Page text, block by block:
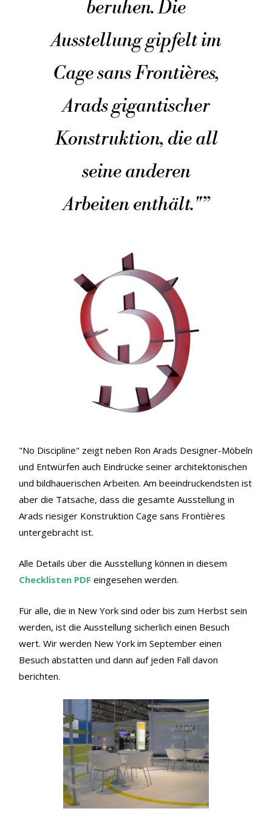
beruhen. Die
Ausstellung gipfelt im
Cage sans Frontières,
Arads gigantischer
Konstruktion, die all
seine anderen
Arbeiten enthält."”
"No Discipline" zeigt neben Ron Arads Designer-Möbeln
und Entwürfen auch Eindrücke seiner architektonischen
und bildhauerischen Arbeiten. Am beeindruckendsten ist
aber die Tatsache, dass die gesamte Ausstellung in
Arads riesiger Konstruktion Cage sans Frontières
untergebracht ist.
Alle Details über die Ausstellung können in diesem
Checklisten PDF eingesehen werden.
Für alle, die in New York sind oder bis zum Herbst sein
werden, ist die Ausstellung sicherlich einen Besuch
wert. Wir werden New York im September einen
Besuch abstatten und dann auf jeden Fall davon
berichten.